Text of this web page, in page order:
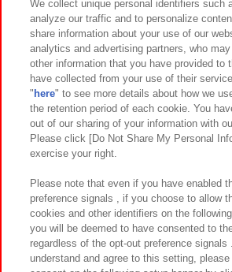
イベント・キャンペーン
関連会社 サステナビリティ
プライバシーポリシー ウェブアクセシビ
お取引先さまとともに
カスタマーハラスメント対応方針 よくある
We collect unique personal identifiers such
analyze our traffic and to personalize
share information about your use of our
analytics and advertising partners, who
other information that you have provided to
have collected from your use of their
" here" to see more details about how we
the retention period of each cookie. You
out of our sharing of your information with
Please click [Do Not Share My Personal
exercise your right.
Please note that even if you have enabled
preference signals , if you choose to allow
cookies and other identifiers on the
you will be deemed to have consented to
regardless of the opt-out preference signals
understand and agree to this setting,